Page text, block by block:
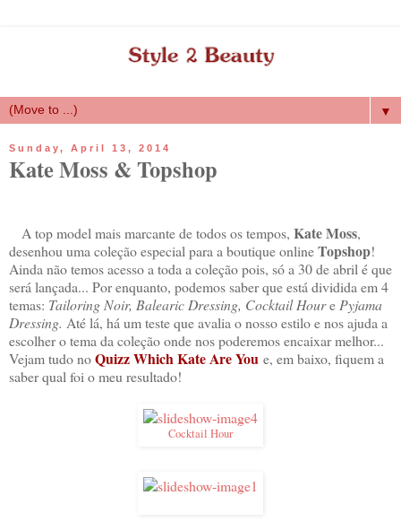
▼
Sunday, April 13, 2014
Kate Moss & Topshop
A top model mais marcante de todos os tempos, Kate Moss,
desenhou uma coleção especial para a boutique onlineTopshop!
Ainda não temos acesso a toda a coleção pois, só a 30 de abril é que
será lançada... Por enquanto, podemos saber que está dividida em 4
temas: Tailoring Noir, Balearic Dressing, Cocktail Houre Pyjama
Dressing. Até lá, há um teste que avalia o nosso estilo e nos ajuda a
escolher o tema da coleção onde nos poderemos encaixar melhor...
Vejam tudo noQuizz Which Kate Are You e, em baixo, fiquem a
saber qual foi o meu resultado!
Cocktail Hour